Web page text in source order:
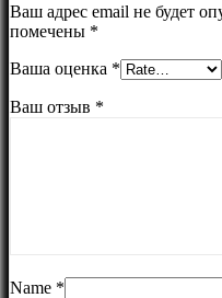
Ваш адрес email не будет
помечены *
Ваша оценка *
Ваш отзыв *
Name *